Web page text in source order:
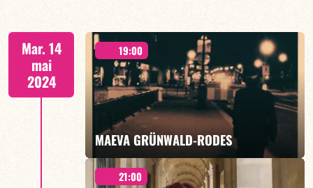
AUTOUR DU JAZZ CARIBEEN - 21h00
EN SAVOIR PLUS
Mar. 14
mai
2024
19:00
MAEVA GRÜNWALD-RODES
21:00